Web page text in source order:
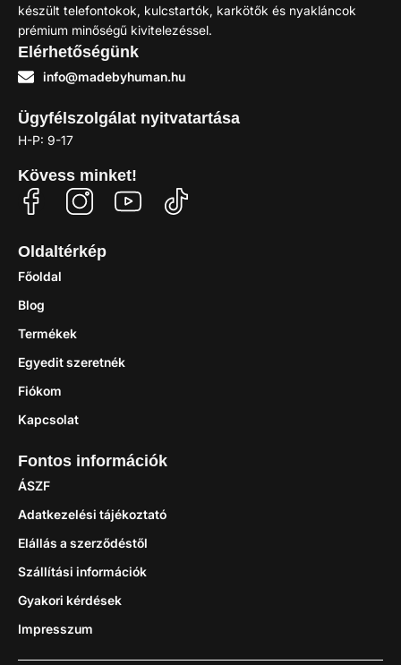
készült telefontokok, kulcstartók, karkötők és nyakláncok
prémium minőségű kivitelezéssel.
Elérhetőségünk
info@madebyhuman.hu
Ügyfélszolgálat nyitvatartása
H-P: 9-17
Kövess minket!
Oldaltérkép
Főoldal
Blog
Termékek
Egyedit szeretnék
Fiókom
Kapcsolat
Fontos információk
ÁSZF
Adatkezelési tájékoztató
Elállás a szerződéstől
Szállítási információk
Gyakori kérdések
Impresszum